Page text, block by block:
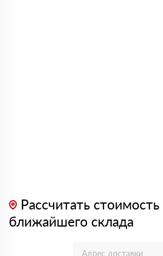
Рассчитать
ближайшего склада